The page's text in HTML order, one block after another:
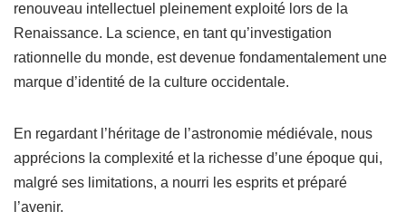
renouveau intellectuel pleinement exploité lors de la
Renaissance. La science, en tant qu’investigation
rationnelle du monde, est devenue fondamentalement une
marque d’identité de la culture occidentale.
En regardant l’héritage de l’astronomie médiévale, nous
apprécions la complexité et la richesse d’une époque qui,
malgré ses limitations, a nourri les esprits et préparé
l’avenir.